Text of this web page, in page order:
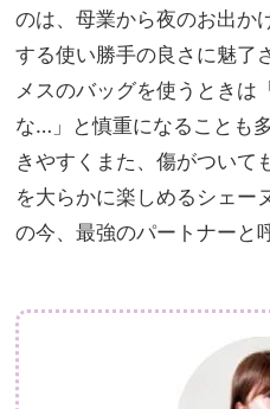
のは、母業から夜のお出か
する使い勝手の良さに魅了
メスのバッグを使うときは
な…」と慎重になることも
きやすくまた、傷がついて
を大らかに楽しめるシェー
の今、最強のパートナーと